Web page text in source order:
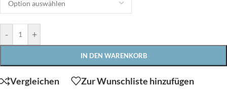
- +
IN DEN WARENKORB
Vergleichen Zur Wunschliste hinzufügen